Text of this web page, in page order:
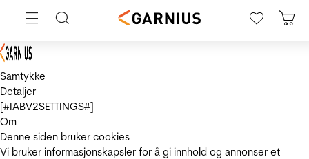
Samtykke
Detaljer
[#IABV2SETTINGS#]
Om
Denne siden bruker cookies
Vi bruker informasjonskapsler for å gi innhold og annonser et